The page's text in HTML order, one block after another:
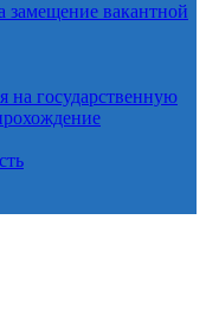
замещение вакантной
на государственную